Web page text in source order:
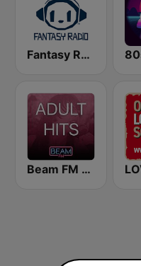
Fantasy Radio UK
Beam FM - Adult Hits